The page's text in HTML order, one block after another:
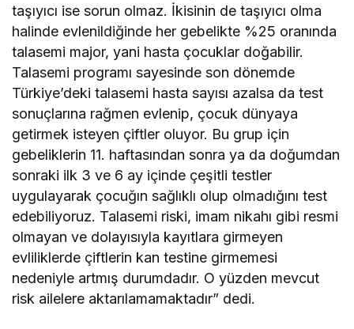
taşıyıcı ise sorun olmaz. İkisinin de taşıyıcı olma
halinde evlenildiğinde her gebelikte %25 oranında
talasemi major, yani hasta çocuklar doğabilir.
Talasemi programı sayesinde son dönemde
Türkiye’deki talasemi hasta sayısı azalsa da test
sonuçlarına rağmen evlenip, çocuk dünyaya
getirmek isteyen çiftler oluyor. Bu grup için
gebeliklerin 11. haftasından sonra ya da doğumdan
sonraki ilk 3 ve 6 ay içinde çeşitli testler
uygulayarak çocuğın sağlıklı olup olmadığını test
edebiliyoruz. Talasemi riski, imam nikahı gibi resmi
olmayan ve dolayısıyla kayıtlara girmeyen
evliliklerde çiftlerin kan testine girmemesi
nedeniyle artmış durumdadır. O yüzden mevcut
risk ailelere aktarılamamaktadır” dedi.